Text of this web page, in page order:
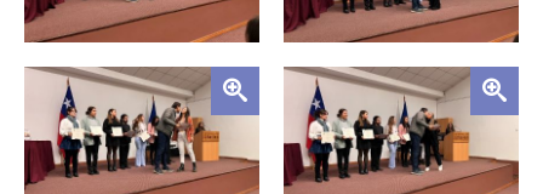
Zoom Zoom